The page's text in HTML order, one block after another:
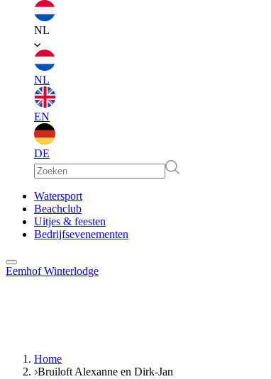
NL
NL
EN
DE
EN
DE
Watersport
Beachclub
Uitjes & feesten
Bedrijfsevenementen
Eemhof Winterlodge
Home
Bruiloft Alexanne en Dirk-Jan